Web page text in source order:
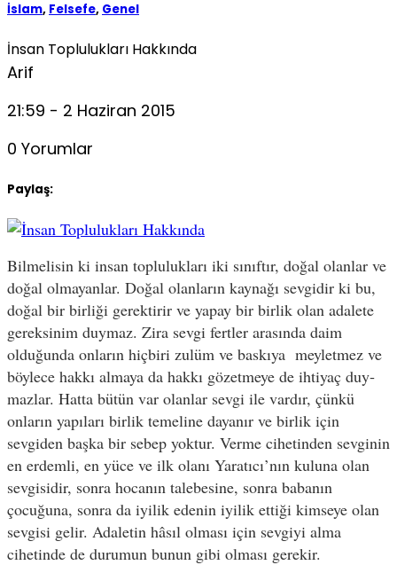
İslam, Felsefe, Genel
İnsan Toplulukları Hakkında
Arif
21:59 - 2 Haziran 2015
0 Yorumlar
Paylaş:
Bilmelisin ki insan toplulukları iki sınıftır, doğal olanlar ve
doğal olmayanlar. Doğal olanların kaynağı sevgidir ki bu,
doğal bir bir­liği gerektirir ve yapay bir birlik olan adalete
gereksinim duymaz. Zira sevgi fertler arasında daim
olduğunda onların hiçbiri zulüm ve baskıya meyletmez ve
böylece hakkı almaya da hakkı gözetmeye de ihtiyaç duy­
mazlar. Hatta bütün var olanlar sevgi ile vardır, çünkü
onların yapıları birlik temeline dayanır ve birlik için
sevgiden başka bir sebep yoktur. Verme cihetinden sevginin
en erdemli, en yüce ve ilk olanı Yaratıcı’nın kuluna olan
sevgisidir, sonra hocanın talebesine, sonra babanın
çocuğuna, sonra da iyilik edenin iyilik ettiği kimseye olan
sevgisi gelir. Adaletin hâsıl olması için sevgiyi alma
cihetinde de durumun bunun gibi olması gerekir.